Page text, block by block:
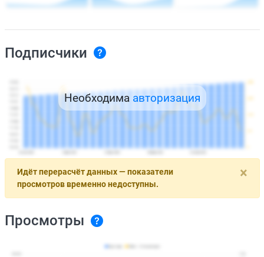
Подписчики
Необходима авторизация
×
Идёт перерасчёт данных — показатели
просмотров временно недоступны.
Просмотры